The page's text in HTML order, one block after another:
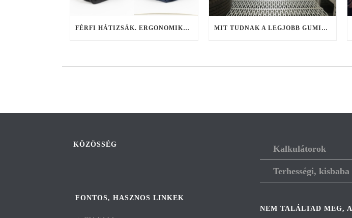
FÉRFI HÁTIZSÁK. ERGONOMIKUS VÁLASZTÁSI SZEMPONTOK MIT TUDNAK A LEGJOBB GUMIKERESŐ WEBSHOPOK, ÉS MIRE FIGYELJ KERESÉS KÖZBEN?
KÖZÖSSÉG
FONTOS, HASZNOS LINKEK
Kalkulátorok
Terhességi,
NEM TALÁLTAD MEG,